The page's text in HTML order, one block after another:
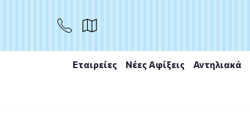
Εταιρείες Νέες Αφίξεις Αντηλιακά